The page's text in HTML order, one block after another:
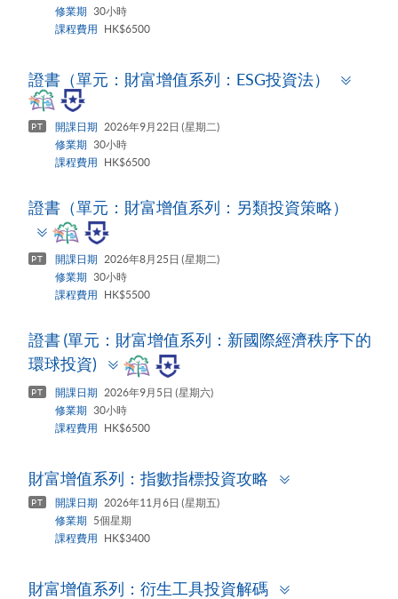
修業期
30小時
課程費用
HK$6500
證書（單元：財富增值系列：ESG投資法）
PT 開課日期
2026年9月22日 (星期二)
修業期
30小時
課程費用
HK$6500
證書（單元：財富增值系列：另類投資策略）
Toggle
panel
PT 開課日期
2026年8月25日 (星期二)
修業期
30小時
課程費用
HK$5500
證書 (單元：財富增值系列：新國際經濟秩序下的
環球投資)
Toggle
panel
PT 開課日期
2026年9月5日 (星期六)
修業期
30小時
課程費用
HK$6500
財富增值系列：指數指標投資攻略
PT 開課日期
2026年11月6日 (星期五)
修業期
5個星期
課程費用
HK$3400
財富增值系列：衍生工具投資解碼